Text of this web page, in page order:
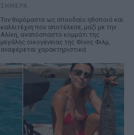
ΣΉΜΕΡΑ
Τον θυμόμαστε ως σπουδαίο ηθοποιό και
καλλιτέχνη που αποτέλεσε, μαζί με την
Αλίκη, αναπόσπαστο κομμάτι της
μεγάλης οικογένειας της Φίνος Φιλμ,
αναφέρεται χαρακτηριστικά